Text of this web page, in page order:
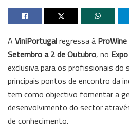
A ViniPortugalregressa à
Setembro a 2 de Outubro, no
exclusiva para os profissionais do
principais pontos de encontro da
tem como objectivo fomentar a
desenvolvimento do sector
de conhecimento.